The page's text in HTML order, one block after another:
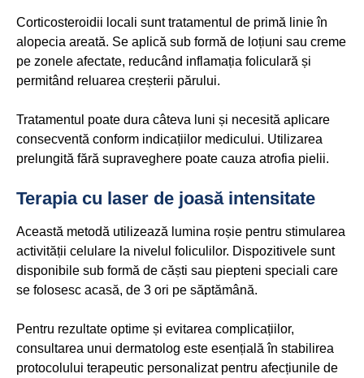
Corticosteroidii locali sunt tratamentul de primă linie în
alopecia areată. Se aplică sub formă de loțiuni sau creme
pe zonele afectate, reducând inflamația foliculară și
permitând reluarea creșterii părului.
Tratamentul poate dura câteva luni și necesită aplicare
consecventă conform indicațiilor medicului. Utilizarea
prelungită fără supraveghere poate cauza atrofia pielii.
Terapia cu laser de joasă intensitate
Această metodă utilizează lumina roșie pentru stimularea
activității celulare la nivelul foliculilor. Dispozitivele sunt
disponibile sub formă de căști sau piepteni speciali care
se folosesc acasă, de 3 ori pe săptămână.
Pentru rezultate optime și evitarea complicațiilor,
consultarea unui dermatolog este esențială în stabilirea
protocolului terapeutic personalizat pentru afecțiunile de